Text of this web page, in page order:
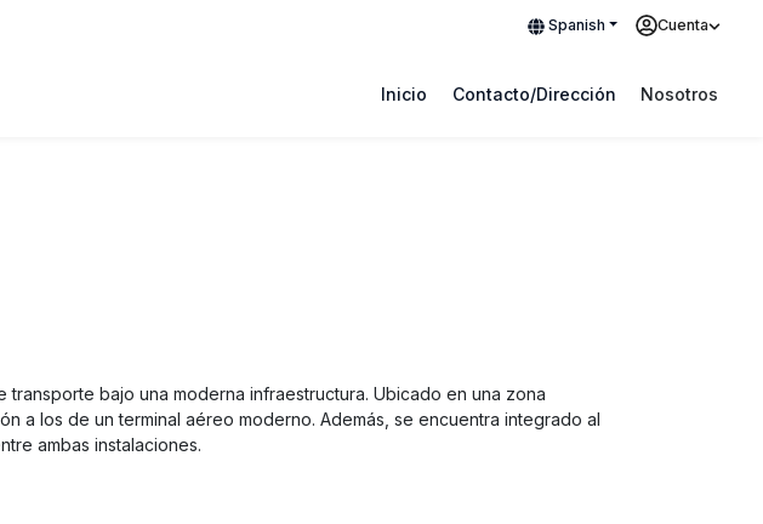
Spanish Cuenta
Inicio Contacto/Dirección Nosotros
bajo una moderna infraestructura. Ubicado en una zona
a los de un terminal aéreo moderno. Además, se encuentra integrado al
ambas instalaciones.